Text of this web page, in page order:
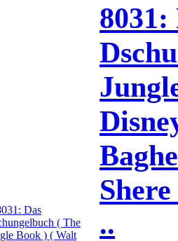
8031:
..